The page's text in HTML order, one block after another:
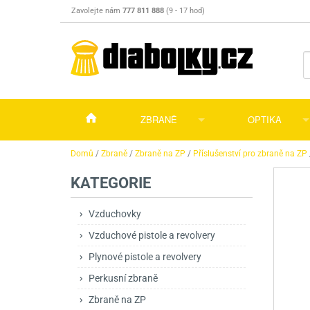
Zavolejte nám 777 811 888 (9 - 17 hod)
ZBRANĚ
Vzduchovky Vzduchovky na
Vzduchové pistole a revolvery
Plynové pistole a revolvery
Perkusní zbraně
Zbraně na ZP
OPTIKA
Puškohledy
Domů / Zbraně / Zbraně na ZP / Příslušenství pro zbraně na ZP
KATEGORIE
Vzduchovky
Vzduchové pistole a revolvery
Plynové pistole a revolvery
Perkusní zbraně
Zbraně na ZP